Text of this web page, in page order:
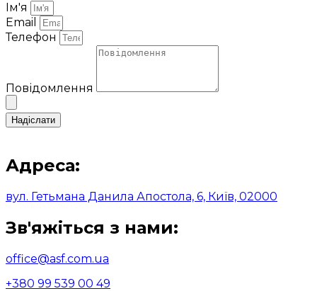
Ім'я
Email
Телефон
Повідомлення
Надіслати
Адреса:
вул. Гетьмана Данила Апостола, 6, Київ, 02000
Зв'яжіться з нами:
office@asf.com.ua
+380 99 539 00 49